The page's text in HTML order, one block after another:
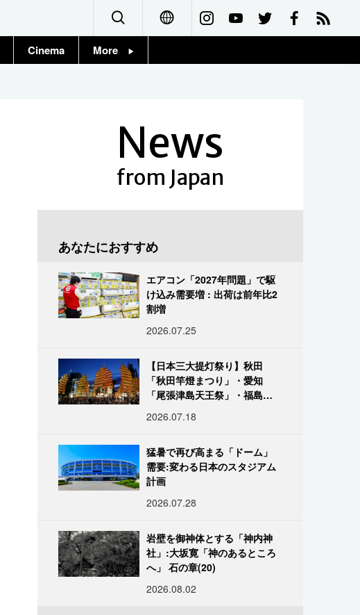
Français
Cinema More
News
from Japan
あなたにおすすめ
エアコン「2027年問題」で駆
け込み需要増 : 出荷は前年比2
割増
2026.07.25
【日本三大提灯祭り】秋田
「秋田竿燈まつり」・愛知
「尾張津島天王祭」・福島
だしい灯火が夜空を照らす光
2026.07.18
猛暑で再び高まる「ドーム」
需要:変わる日本のスタジアム
計画
2026.07.28
岩壁を御神体とする「神内神
社」:大坂寛「神のあるところ
へ」 石の章(20)
2026.08.02